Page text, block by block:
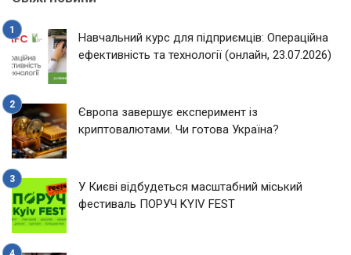
Навчальний курс для підприємців: Операційна
ефективність та технології (онлайн, 23.07.2026)
Європа завершує експеримент із
криптовалютами. Чи готова Україна?
У Києві відбудеться масштабний міський
фестиваль ПОРУЧ KYIV FEST